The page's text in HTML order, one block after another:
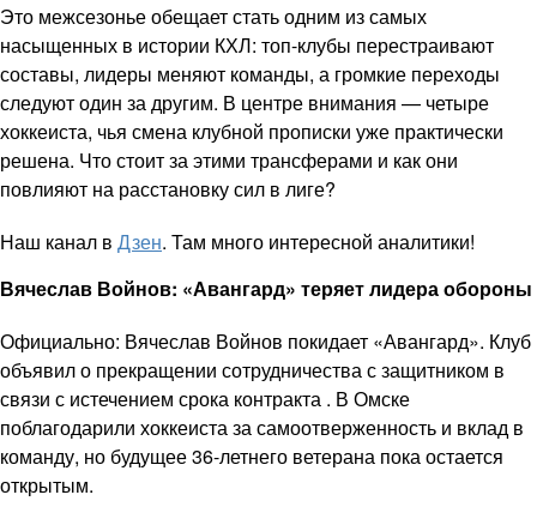
Это межсезонье обещает стать одним из самых
насыщенных в истории КХЛ: топ-клубы перестраивают
составы, лидеры меняют команды, а громкие переходы
следуют один за другим. В центре внимания — четыре
хоккеиста, чья смена клубной прописки уже практически
решена. Что стоит за этими трансферами и как они
повлияют на расстановку сил в лиге?
Наш канал в Дзен. Там много интересной аналитики!
Вячеслав Войнов: «Авангард» теряет лидера обороны
Официально: Вячеслав Войнов покидает «Авангард». Клуб
объявил о прекращении сотрудничества с защитником в
связи с истечением срока контракта . В Омске
поблагодарили хоккеиста за самоотверженность и вклад в
команду, но будущее 36-летнего ветерана пока остается
открытым.